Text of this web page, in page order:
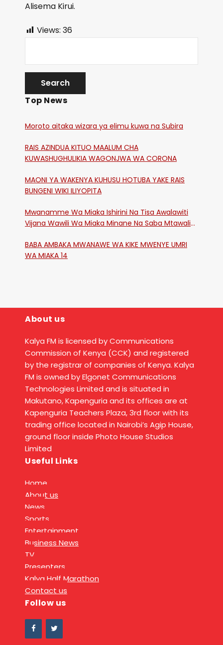
Alisema Kirui.
Views: 36
Top News
Moroto aitaka wizara ya elimu kuwa na Subira
RAIS AZINDUA KITUO MAALUM CHA
KUWASHUGHULIKIA WAGONJWA WA CORONA
MAONI YA WAKENYA KUHUSU HOTUBA YAKE RAIS
BUNGENI WIKI ILIYOPITA
Mwanamme Wa Miaka Ishirini Na Tisa Awalawiti
Vijana Wawili Wa Miaka Minane Na Saba Mtawalia
BABA AMBAKA MWANAWE WA KIKE MWENYE UMRI
WA MIAKA 14
About us
Kalya FM is licensed by Communications
Commission of Kenya (CCK) and registered
by the registrar of companies of Kenya. Kalya
FM is owned by Elgonet Communications
Technologies Limited and is situated in
Makutano, Kapenguria and its offices are at
Kapenguria Teachers Plaza, 3rd floor with its
trading office located in Nairobi’s Agip House,
ground floor inside Photo House Studios
Limited
Useful Links
Home
About us
News
Sports
Entertainment
Business News
TV
Presenters
Kalya Half Marathon
Contact us
Follow us